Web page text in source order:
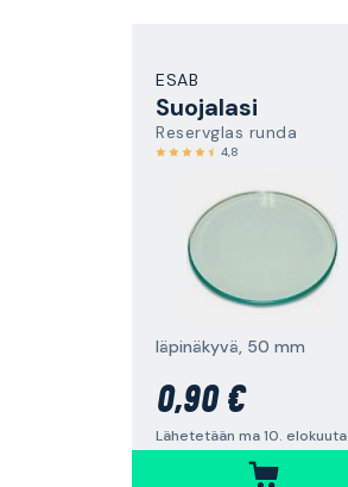
ESAB
Suojalasi
Reservglas runda
4,8
läpinäkyvä, 50 mm
0,90 €
Lähetetään ma 10. elokuuta